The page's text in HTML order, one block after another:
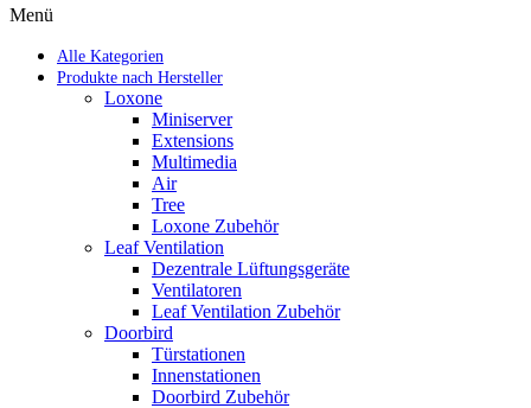
Menü
Alle Kategorien
Produkte nach Hersteller
Loxone
Miniserver
Extensions
Multimedia
Air
Tree
Loxone Zubehör
Leaf Ventilation
Dezentrale Lüftungsgeräte
Ventilatoren
Leaf Ventilation Zubehör
Doorbird
Türstationen
Innenstationen
Doorbird Zubehör